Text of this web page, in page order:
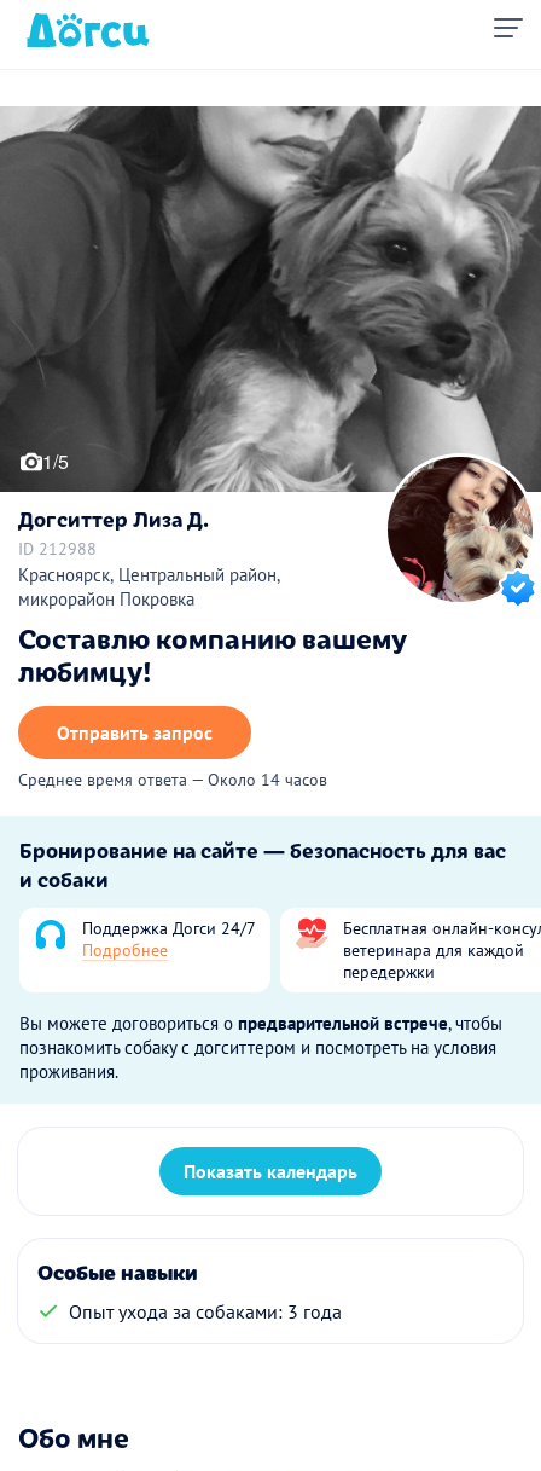
1/5
Догситтер Лиза Д.
ID 212988
Красноярск, Центральный район,
микрорайон Покровка
Составлю компанию вашему
любимцу!
Отправить запрос
Среднее время ответа — Около 14 часов
Бронирование на сайте — безопасность для вас
и собаки
Поддержка Догси 24/7
Подробнее
Бесплатная онлайн-
ветеринара для каждой
передержки
Вы можете договориться о предварительной встрече, чтобы
познакомить собаку с догситтером и посмотреть на условия
проживания.
Показать календарь
Особые навыки
Опыт ухода за собаками: 3 года
Обо мне